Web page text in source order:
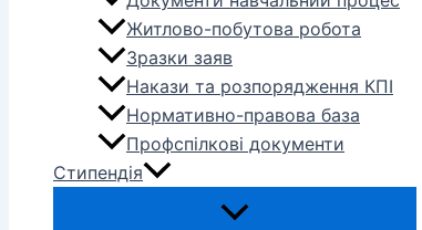
Житлово-побутова робота
Зразки заяв
Накази та розпорядження КПІ
Нормативно-правова база
Профспілкові документи
Стипендія